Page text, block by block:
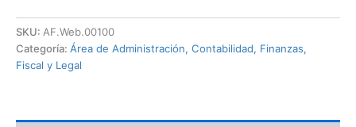
SKU: AF.Web.00100
Categoría: Área de Administración, Contabilidad, Finanzas,
Fiscal y Legal